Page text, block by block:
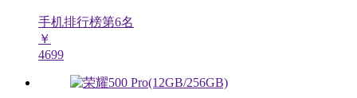
手机排行榜第6名
￥
4699